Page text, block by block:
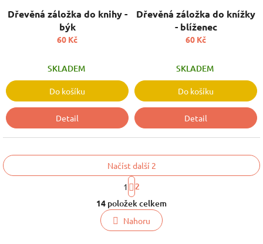
Dřevěná záložka do knihy -
býk
60 Kč
SKLADEM
Do košíku
Detail
Dřevěná záložka do knížky
- blíženec
60 Kč
SKLADEM
Do košíku
Detail
O
v
l
á
Načíst další 2
S
t
r
á
n
k
1 2
14 položek celkem
Nahoru